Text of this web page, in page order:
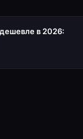
в 2026: